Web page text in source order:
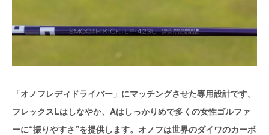
「オノフレディドライバー」にマッチングさせた専用設計です。
フレックスLはしなやか、Aはしっかりめで多くの女性ゴルファ
ーに“振りやすさ”を提供します。オノフは世界のダイワのカーボ